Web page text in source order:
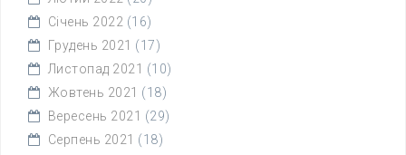
Січень 2022 (16)
Грудень 2021 (17)
Листопад 2021 (10)
Жовтень 2021 (18)
Вересень 2021 (29)
Серпень 2021 (18)